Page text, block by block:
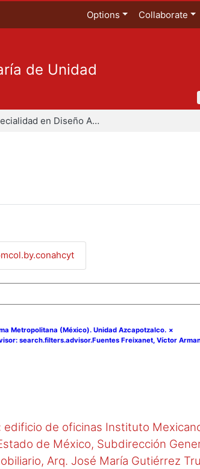
Options Collaborate
de Unidad
Especialidad en Diseño Ambiental
Metropolitana (México). Unidad Azcapotzalco. ×
search.filters.advisor.Fuentes Freixanet, Víctor
edificio de oficinas Instituto
de México, Subdirección
Arq. José María Gutiérrez